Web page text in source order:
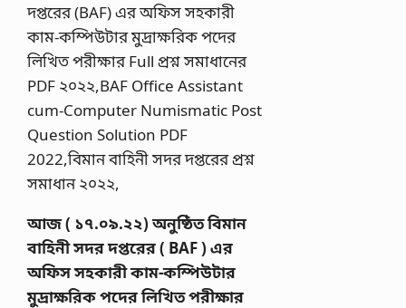
দপ্তরের (BAF) এর অফিস সহকারী
কাম-কম্পিউটার মুদ্রাক্ষরিক পদের
লিখিত পরীক্ষার Full প্রশ্ন সমাধানের
PDF ২০২২,BAF Office Assistant
cum-Computer Numismatic Post
Question Solution PDF
2022,বিমান বাহিনী সদর দপ্তরের প্রশ্ন
সমাধান ২০২২,
আজ ( ১৭.০৯.২২) অনুষ্ঠিত বিমান
বাহিনী সদর দপ্তরের ( BAF ) এর
অফিস সহকারী কাম-কম্পিউটার
মুদ্রাক্ষরিক পদের লিখিত পরীক্ষার